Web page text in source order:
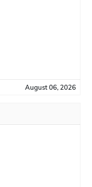
August 06, 2026